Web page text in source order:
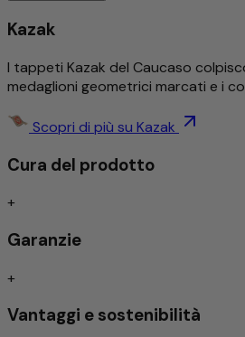
Dettagliato ed
Design senza tempo
Assorbimento degli urti/
considerati l'espressione massima
distinguono per una straordinaria
generazione.
Kazak
I tappeti Kazak del Caucaso
medaglioni geometrici marcati e i
Scopri di più su Kazak
Cura del prodotto
+
Garanzie
+
Vantaggi e sostenibilità